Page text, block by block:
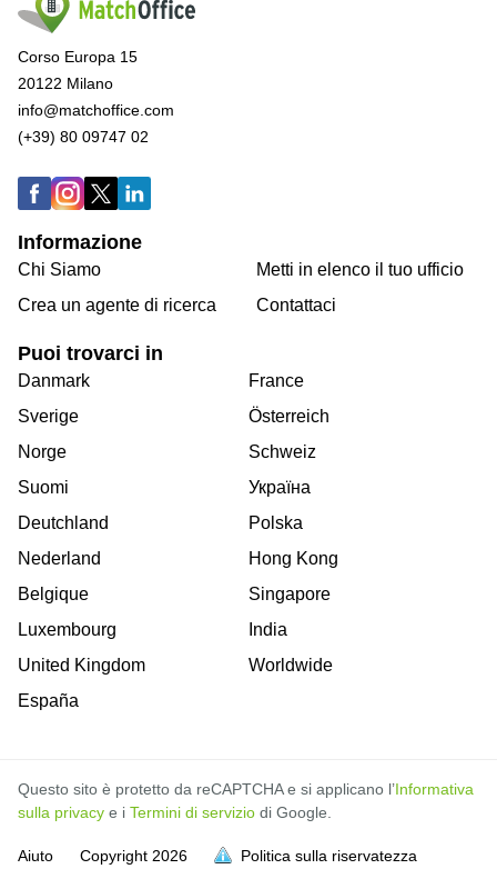
sia piena
sia piena
sia piena
sia piena
sia piena
sia piena
sia piena
sia piena
sia piena
sia piena
Corso Europa 15
20122 Milano
info@matchoffice.com
(+39) 80 09747 02
Informazione
Chi Siamo
Crea un agente di ricerca
Metti in elenco il tuo ufficio
Contattaci
Puoi trovarci in
Danmark
Sverige
Norge
Suomi
Deutchland
Nederland
Belgique
Luxembourg
United Kingdom
España
France
Österreich
Schweiz
Україна
Polska
Hong Kong
Singapore
India
Worldwide
Questo sito è protetto da reCAPTCHA e si applicano l’Informativa
sulla privacy e i Termini di servizio di Google.
Aiuto Copyright 2026 Politica sulla riservatezza